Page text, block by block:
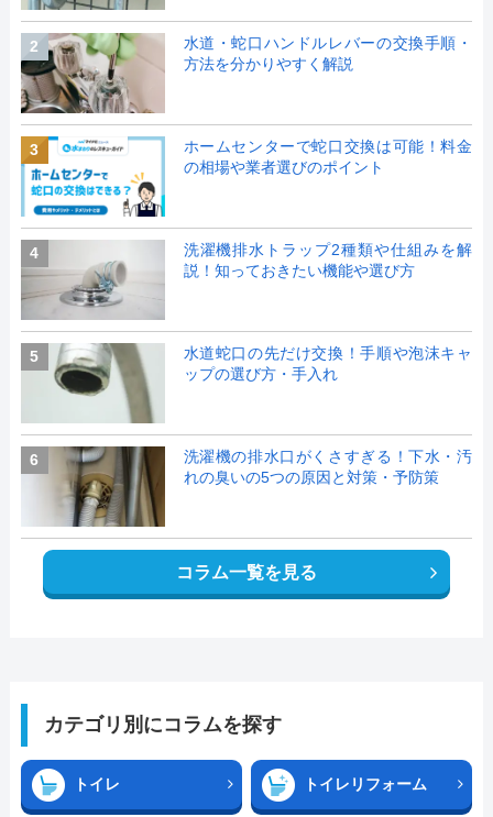
2
水道・蛇口ハンドルレバーの交換手順・
方法を分かりやすく解説
3
ホームセンターで蛇口交換は可能！料金
の相場や業者選びのポイント
4
洗濯機排水トラップ2種類や仕組みを解
説！知っておきたい機能や選び方
5
水道蛇口の先だけ交換！手順や泡沫キャ
ップの選び方・手入れ
6
洗濯機の排水口がくさすぎる！下水・汚
れの臭いの5つの原因と対策・予防策
コラム一覧を見る
カテゴリ別にコラムを探す
トイレ トイレリフォーム